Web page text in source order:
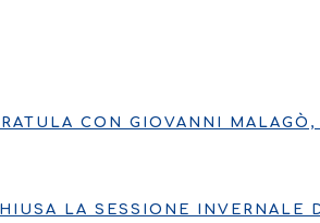
CON GIOVANNI
LA SESSIONE INVERNALE